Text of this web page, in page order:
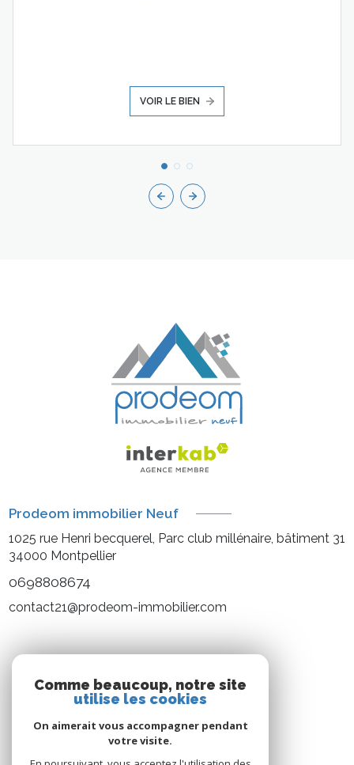
VOIR LE BIEN
Prodeom immobilier Neuf
1025 rue Henri becquerel, Parc club millénaire, bâtiment 31
34000 Montpellier
0698808674
contact21@prodeom-immobilier.com
Nous suivre
Comme beaucoup, notre site
utilise les cookies
On aimerait vous accompagner pendant
votre visite.